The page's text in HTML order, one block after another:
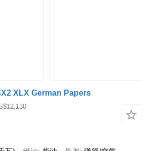
XLX German Papers